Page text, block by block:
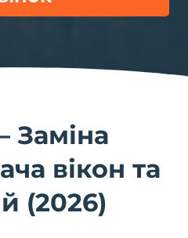
Заміна
вікон та
(2026)